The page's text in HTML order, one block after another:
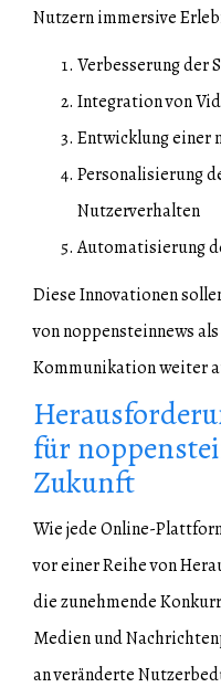
Nutzern immersive
Verbesserung der
Integration von
Entwicklung einer
Personalisierung
Nutzerverhalten
Automatisierung
Diese Innovationen
von noppensteinnews
Kommunikation weiter
für
Zukunft
Wie jede Online-
vor einer Reihe von
die zunehmende
Medien und
an veränderte